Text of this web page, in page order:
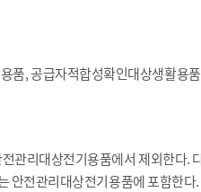
, 공급자적합성확인대상생활용
리대상전기용품에서 제외한다.
안전관리대상전기용품에 포함한다.